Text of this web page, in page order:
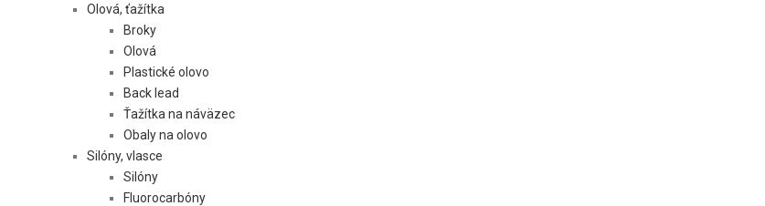
Olová, ťažítka
Broky
Olová
Plastické olovo
Back lead
Ťažítka na náväzec
Obaly na olovo
Silóny, vlasce
Silóny
Fluorocarbóny